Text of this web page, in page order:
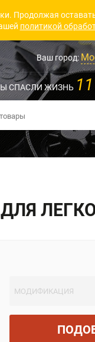
Продолжая
политикой
Ваш город:
СПАСЛИ ЖИЗНЬ
ДЛЯ